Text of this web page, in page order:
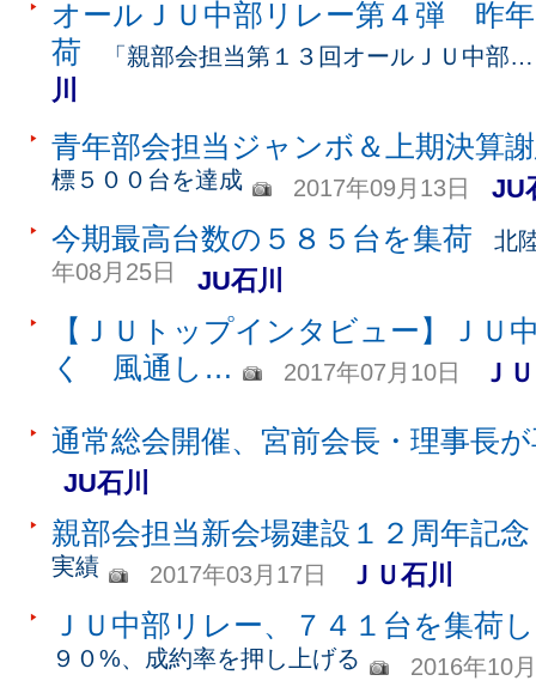
オールＪＵ中部リレー第４弾 昨
荷 「親部会担当第１３回オールＪＵ中部…
川
青年部会担当ジャンボ＆上期決算
標５００台を達成 2017年09月13日 JU
今期最高台数の５８５台を集荷 北
年08月25日 JU石川
【ＪＵトップインタビュー】ＪＵ
く 風通し… 2017年07月10日 Ｊ
通常総会開催、宮前会長・理事長
JU石川
親部会担当新会場建設１２周年記
実績 2017年03月17日 ＪＵ石川
ＪＵ中部リレー、７４１台を集荷
９０%、成約率を押し上げる 2016年10